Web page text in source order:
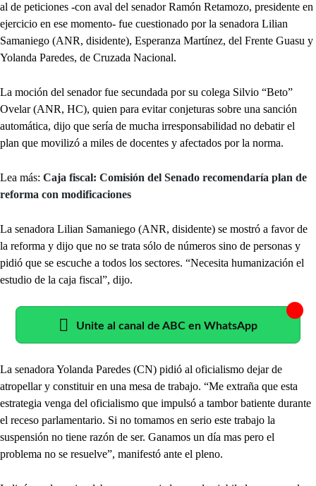
al de peticiones -con aval del senador Ramón Retamozo, presidente en
ejercicio en ese momento- fue cuestionado por la senadora Lilian
Samaniego (ANR, disidente), Esperanza Martínez, del Frente Guasu y
Yolanda Paredes, de Cruzada Nacional.
La moción del senador fue secundada por su colega Silvio “Beto”
Ovelar (ANR, HC), quien para evitar conjeturas sobre una sanción
automática, dijo que sería de mucha irresponsabilidad no debatir el
plan que movilizó a miles de docentes y afectados por la norma.
Lea más: Caja fiscal: Comisión del Senado recomendaría plan de
reforma con modificaciones
La senadora Lilian Samaniego (ANR, disidente) se mostró a favor de
la reforma y dijo que no se trata sólo de números sino de personas y
pidió que se escuche a todos los sectores. “Necesita humanización el
estudio de la caja fiscal”, dijo.
Unite al canal de ABC en WhatsApp
La senadora Yolanda Paredes (CN) pidió al oficialismo dejar de
atropellar y constituir en una mesa de trabajo. “Me extraña que esta
estrategia venga del oficialismo que impulsó a tambor batiente durante
el receso parlamentario. Si no tomamos en serio este trabajo la
suspensión no tiene razón de ser. Ganamos un día mas pero el
problema no se resuelve”, manifestó ante el pleno.